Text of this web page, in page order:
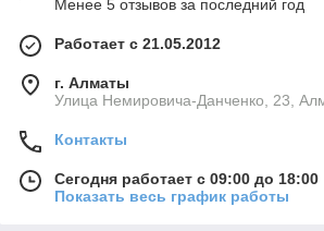
Менее 5 отзывов за последний год
Работает с 21.05.2012
г. Алматы
Улица Немировича-Данченко, 23,
Контакты
Сегодня работает с 09:00 до 18:00
Показать весь график работы